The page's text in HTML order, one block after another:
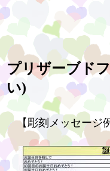
プリザーブド
い)
【彫刻メッセージ